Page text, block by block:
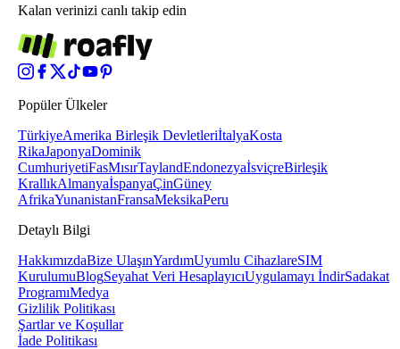
Kalan verinizi canlı takip edin
Popüler Ülkeler
TürkiyeAmerika Birleşik DevletleriİtalyaKosta
RikaJaponyaDominik
CumhuriyetiFasMısırTaylandEndonezyaİsviçreBirleşik
KrallıkAlmanyaİspanyaÇinGüney
AfrikaYunanistanFransaMeksikaPeru
Detaylı Bilgi
HakkımızdaBize UlaşınYardımUyumlu CihazlareSIM
KurulumuBlogSeyahat Veri HesaplayıcıUygulamayı İndirSadakat
ProgramıMedya
Gizlilik Politikası
Şartlar ve Koşullar
İade Politikası